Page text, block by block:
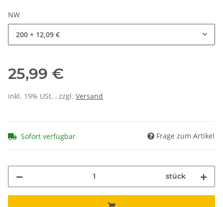
NW
200 + 12,09 €
25,99 €
inkl. 19% USt. , zzgl. Versand
Sofort verfügbar Frage zum Artikel
stück